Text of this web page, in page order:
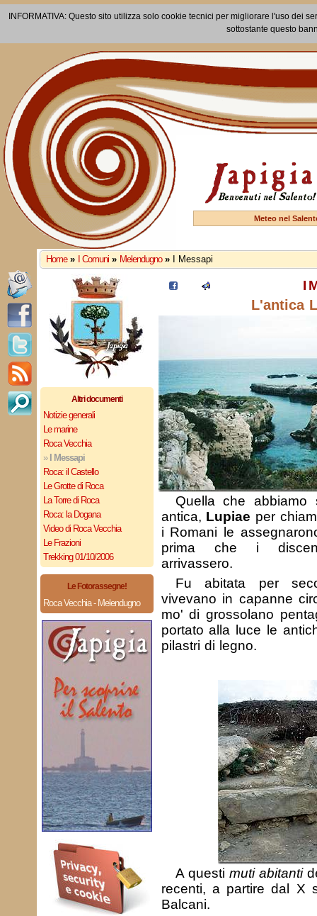
INFORMATIVA: Questo sito utilizza solo cookie tecnici per migliorare l'uso dei
sottostante questo
Meteo nel
Home » I Comuni » Melendugno » I Messapi
Altri documenti
Notizie generali
Le marine
Roca Vecchia
» I Messapi
Roca: il Castello
Le Grotte di Roca
La Torre di Roca
Roca: la Dogana
Video di Roca Vecchia
Le Frazioni
Trekking 01/10/2006
Le Fotorassegne!
Roca Vecchia - Melendugno
I
L'antica
Quella che
antica, Lupiae per
i Romani le
prima che i
arrivassero.
Fu abitata per
vivevano in capanne
mo' di grossolano
portato alla luce le
pilastri di legno.
A questi muti abitanti
recenti, a partire dal X
Balcani.